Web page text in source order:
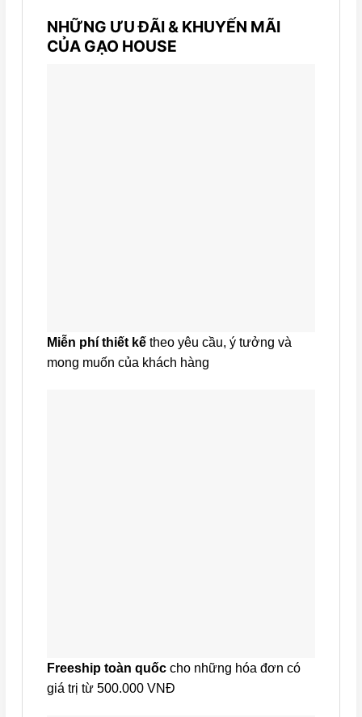
NHỮNG ƯU ĐÃI & KHUYẾN MÃI
CỦA GẠO HOUSE
Miễn phí thiết kế theo yêu cầu, ý tưởng và
mong muốn của khách hàng
Freeship toàn quốc cho những hóa đơn có
giá trị từ 500.000 VNĐ